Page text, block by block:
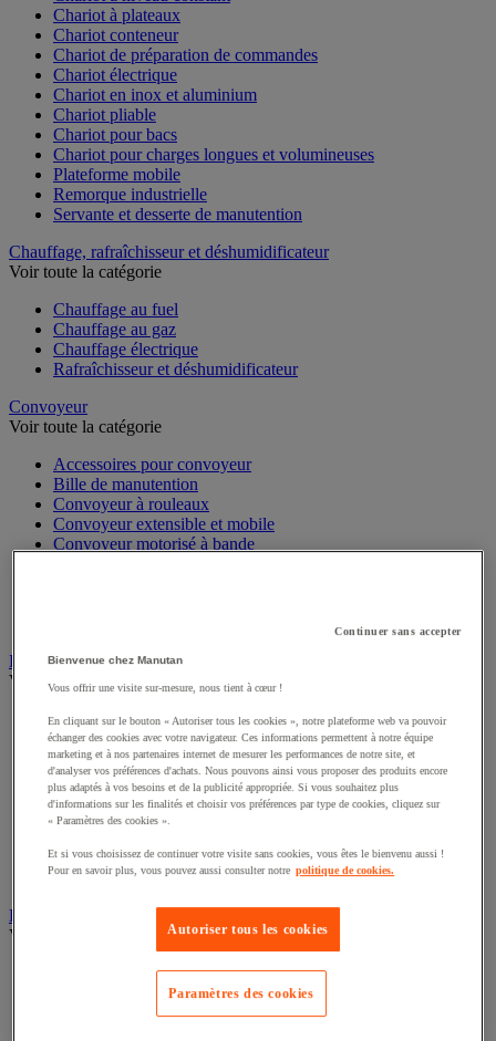
Chariot à plateaux
Chariot conteneur
Chariot de préparation de commandes
Chariot électrique
Chariot en inox et aluminium
Chariot pliable
Chariot pour bacs
Chariot pour charges longues et volumineuses
Plateforme mobile
Remorque industrielle
Servante et desserte de manutention
Chauffage, rafraîchisseur et déshumidificateur
Voir toute la catégorie
Chauffage au fuel
Chauffage au gaz
Chauffage électrique
Rafraîchisseur et déshumidificateur
Convoyeur
Voir toute la catégorie
Accessoires pour convoyeur
Bille de manutention
Convoyeur à rouleaux
Convoyeur extensible et mobile
Convoyeur motorisé à bande
Diable
Voir toute la catégorie
Accessoires pour diable
Diable acier
Diable aluminium et inox
Diable charges hautes
Diable escalier
Diable pliant
Diable pour fûts
Diable spécifique
Élingue et accessoires de levage
Voir toute la catégorie
Anneau de levage
Chaîne en acier
Continuer sans accepter
Bienvenue chez Manutan
Vous offrir une visite sur-mesure, nous tient à cœur !
En cliquant sur le bouton « Autoriser tous les cookies », notre plateforme web va pouvoir
échanger des cookies avec votre navigateur. Ces informations permettent à notre équipe
marketing et à nos partenaires internet de mesurer les performances de notre site, et
d'analyser vos préférences d'achats. Nous pouvons ainsi vous proposer des produits encore
plus adaptés à vos besoins et de la publicité appropriée. Si vous souhaitez plus
d'informations sur les finalités et choisir vos préférences par type de cookies, cliquez sur
« Paramètres des cookies ».
Et si vous choisissez de continuer votre visite sans cookies, vous êtes le bienvenu aussi !
Pour en savoir plus, vous pouvez aussi consulter notre politique de cookies.
Autoriser tous les cookies
Paramètres des cookies